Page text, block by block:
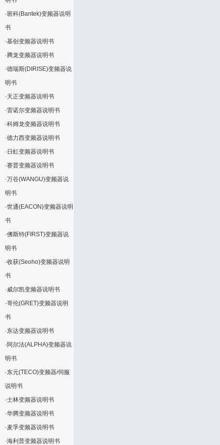
·斑科(Bantek)变频器说明
书
·基创变频器说明书
·腾龙变频器说明书
·德瑞斯(DIRISE)变频器说
明书
·天正变频器说明书
·雷诺尔变频器说明书
·科姆龙变频器说明书
·德力西变频器说明书
· 日虹变频器说明书
·赛普变频器说明书
·万谷(WANGU)变频器说
明书
·世通(EACON)变频器说明
书
·佛斯特(FIRST)变频器说
明书
·收获(Seoho)变频器说明
书
·威尔凯变频器说明书
·哥伦(GRET)变频器说明
书
·东达变频器说明书
·阿尔法(ALPHA)变频器说
明书
·东元(TECO)变频器/伺服
说明书
·士林变频器说明书
·华腾变频器说明书
·麦孚变频器说明书
·海利普变频器说明书